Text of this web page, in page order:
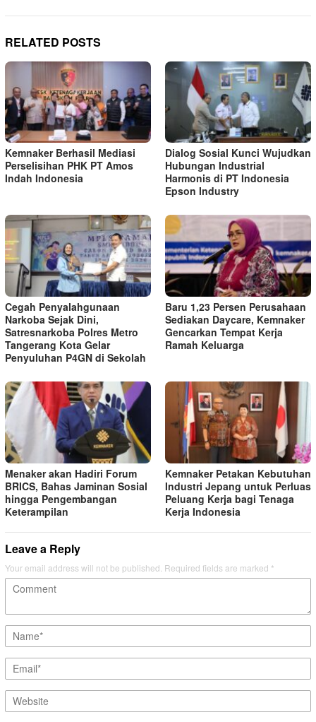
RELATED POSTS
Kemnaker Berhasil Mediasi
Perselisihan PHK PT Amos
Indah Indonesia
Dialog Sosial Kunci Wujudkan
Hubungan Industrial
Harmonis di PT Indonesia
Epson Industry
Cegah Penyalahgunaan
Narkoba Sejak Dini,
Satresnarkoba Polres Metro
Tangerang Kota Gelar
Penyuluhan P4GN di Sekolah
Baru 1,23 Persen Perusahaan
Sediakan Daycare, Kemnaker
Gencarkan Tempat Kerja
Ramah Keluarga
Menaker akan Hadiri Forum
BRICS, Bahas Jaminan Sosial
hingga Pengembangan
Keterampilan
Kemnaker Petakan Kebutuhan
Industri Jepang untuk Perluas
Peluang Kerja bagi Tenaga
Kerja Indonesia
Leave a Reply
Your email address will not be published. Required fields are marked *